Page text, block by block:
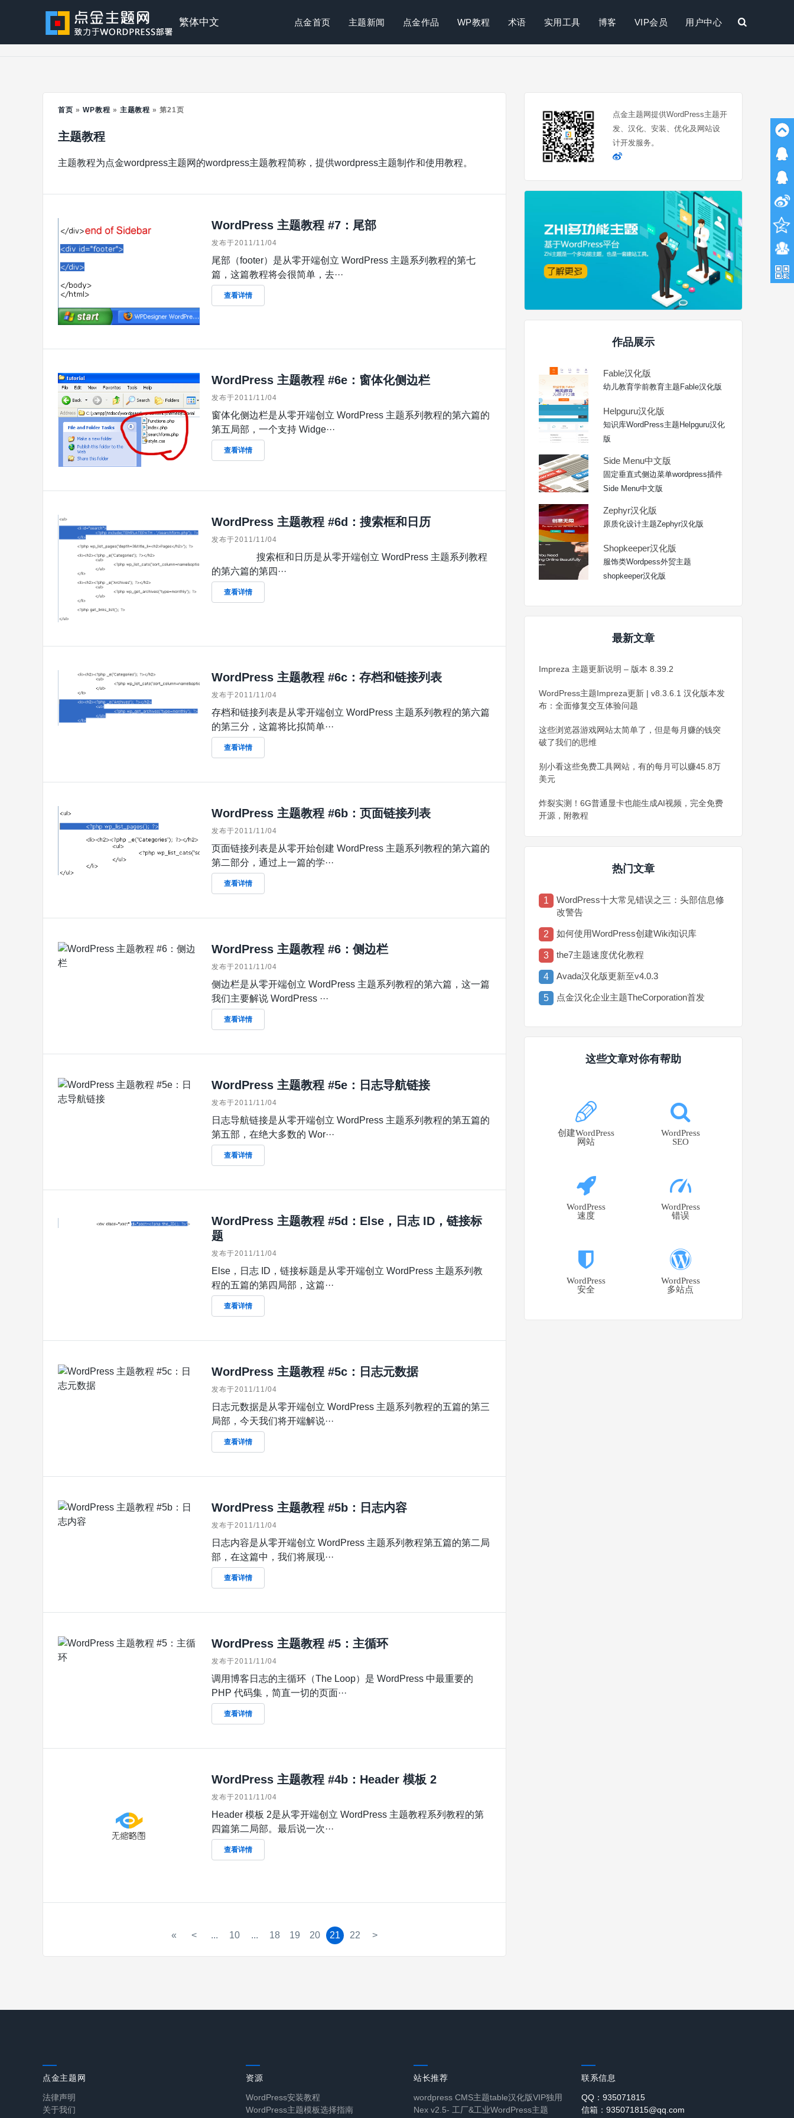
点
主
繁体中文 点金首页 主题新闻 点金作品 WP教程 术语 实用工具 博客 VIP会员 用户中心
首页 » WP教程 » 主题教程 »第21页
主题教程
主题教程为点金wordpress主题网的wordpress主题教程简称，提供wordpress主题制作和使用教程。
WordPress 主题教程 #7：尾部
发布于2011/11/04
尾部（footer）是从零开端创立 WordPress 主题系列教程的第七
篇，这篇教程将会很简单，去···
查看详情
WordPress 主题教程 #6e：窗体化侧边栏
发布于2011/11/04
窗体化侧边栏是从零开端创立 WordPress 主题系列教程的第六篇的
第五局部，一个支持 Widge···
查看详情
WordPress 主题教程 #6d：搜索框和日历
发布于2011/11/04
搜索框和日历是从零开端创立 WordPress 主题系列教程
的第六篇的第四···
查看详情
WordPress 主题教程 #6c：存档和链接列表
发布于2011/11/04
存档和链接列表是从零开端创立 WordPress 主题系列教程的第六篇
的第三分，这篇将比拟简单···
查看详情
WordPress 主题教程 #6b：页面链接列表
发布于2011/11/04
页面链接列表是从零开始创建 WordPress 主题系列教程的第六篇的
第二部分，通过上一篇的学···
查看详情
WordPress 主题教程 #6：侧边栏
发布于2011/11/04
侧边栏是从零开端创立 WordPress 主题系列教程的第六篇，这一篇
我们主要解说 WordPress ···
查看详情
WordPress 主题教程 #5e：日志导航链接
发布于2011/11/04
日志导航链接是从零开端创立 WordPress 主题系列教程的第五篇的
第五部，在绝大多数的 Wor···
查看详情
WordPress 主题教程 #5d：Else，日志 ID，链接标
题
发布于2011/11/04
Else，日志 ID，链接标题是从零开端创立 WordPress 主题系列教
程的五篇的第四局部，这篇···
查看详情
WordPress 主题教程 #5c：日志元数据
发布于2011/11/04
日志元数据是从零开端创立 WordPress 主题系列教程的五篇的第三
局部，今天我们将开端解说···
查看详情
WordPress 主题教程 #5b：日志内容
发布于2011/11/04
日志内容是从零开端创立 WordPress 主题系列教程第五篇的第二局
部，在这篇中，我们将展现···
查看详情
WordPress 主题教程 #5：主循环
发布于2011/11/04
调用博客日志的主循环（The Loop）是 WordPress 中最重要的
PHP 代码集，简直一切的页面···
查看详情
WordPress 主题教程 #4b：Header 模板 2
发布于2011/11/04
Header 模板 2是从零开端创立 WordPress 主题教程系列教程的第
四篇第二局部。最后说一次···
查看详情
« < ... 10 ... 18 19 20 21 22 >
点金主题网提供WordPress主题开
发、汉化、安装、优化及网站设
计开发服务。
作品展示
Fable汉化版
幼儿教育学前教育主题Fable汉化版
Helpguru汉化版
知识库WordPress主题Helpguru汉化
版
Side Menu中文版
固定垂直式侧边菜单wordpress插件
Side Menu中文版
Zephyr汉化版
原质化设计主题Zephyr汉化版
Shopkeeper汉化版
服饰类Wordpess外贸主题
shopkeeper汉化版
最新文章
Impreza 主题更新说明 – 版本 8.39.2
WordPress主题Impreza更新 | v8.3.6.1 汉化版本发
布：全面修复交互体验问题
这些浏览器游戏网站太简单了，但是每月赚的钱突
破了我们的思维
别小看这些免费工具网站，有的每月可以赚45.8万
美元
炸裂实测！6G普通显卡也能生成AI视频，完全免费
开源，附教程
热门文章
1
WordPress十大常见错误之三：头部信息修
改警告
2 如何使用WordPress创建Wiki知识库
3 the7主题速度优化教程
4 Avada汉化版更新至v4.0.3
5 点金汉化企业主题TheCorporation首发
这些文章对你有帮助
创建WordPress
网站
WordPress
SEO
WordPress
速度
WordPress
错误
WordPress
安全
WordPress
多站点
点金主题网
法律声明
关于我们
资源
WordPress安装教程
WordPress主题模板选择指南
站长推荐
wordpress CMS主题table汉化版VIP独用
Nex v2.5- 工厂&工业WordPress主题
联系信息
QQ：935071815
信箱：935071815@qq.com